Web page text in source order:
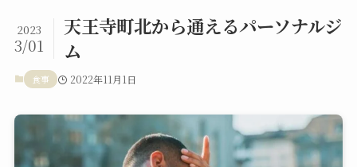
天王寺町北から通えるパーソナルジ
ム
2023
3/01
食事 2022年11月1日